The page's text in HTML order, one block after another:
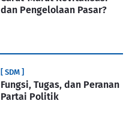
dan Pengelolaan Pasar?
[ SDM ]
Fungsi, Tugas, dan Peranan
Partai Politik